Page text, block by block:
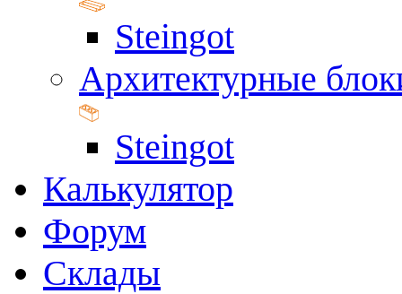
Steingot
Архитектурные
Steingot
Калькулятор
Форум
Склады